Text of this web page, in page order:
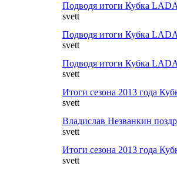
Подводя итоги Кубка
svett
Подводя итоги Кубка
svett
Подводя итоги Кубка
svett
Итоги сезона 2013 года
svett
Владислав Незванкин
svett
Итоги сезона 2013 года
svett